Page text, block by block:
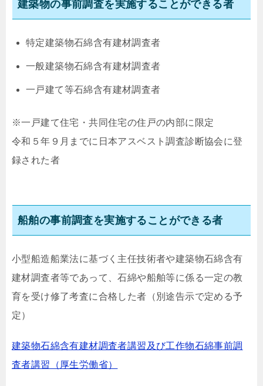
建築物の事前調査を実施することができる者
特定建築物石綿含有建材調査者
一般建築物石綿含有建材調査者
一戸建て等石綿含有建材調査者
※一戸建て住宅・共同住宅の住戸の内部に限定
令和５年９月までに日本アスベスト調査診断協会に登
録された者
船舶の事前調査を実施することができる者
小型船造船業法に基づく主任技術者や建築物石綿含有
建材調査者等であって、石綿や船舶等に係る一定の教
育を受け修了考査に合格した者（別途告示で定める予
定）
建築物石綿含有建材調査者講習及び工作物石綿事前調
査者講習（厚生労働省）